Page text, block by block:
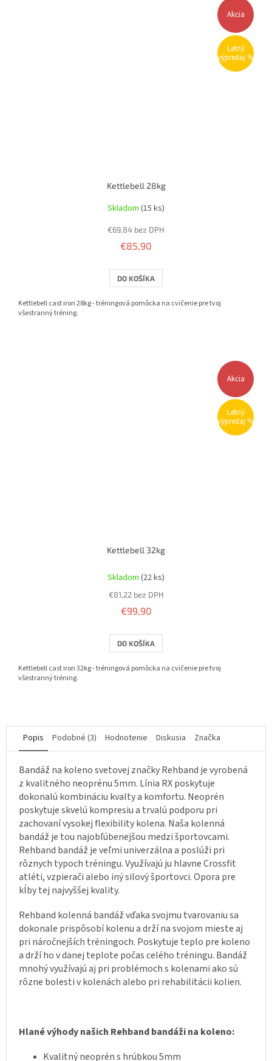
Akcia
Letný
výpredaj %
Kettlebell 28kg
Skladom (15 ks)
€69,84 bez DPH
€85,90
DO KOŠÍKA
Kettlebell cast iron 28kg - tréningová pomôcka na cvičenie pre tvoj
všestranný tréning.
Akcia
Letný
výpredaj %
Kettlebell 32kg
Skladom (22 ks)
€81,22 bez DPH
€99,90
DO KOŠÍKA
Kettlebell cast iron 32kg - tréningová pomôcka na cvičenie pre tvoj
všestranný tréning.
Popis Podobné (3) Hodnotenie Diskusia Značka
Bandáž na koleno svetovej značky Rehband je vyrobená
z kvalitného neoprénu 5mm. Línia RX poskytuje
dokonalú kombináciu kvalty a komfortu. Neoprén
poskytuje skvelú kompresiu a trvalú podporu pri
zachovaní vysokej flexibility kolena. Naša kolenná
bandáž je tou najobľúbenejšou medzi športovcami.
Rehband bandáž je veľmi univerzálna a poslúži pri
rôznych typoch tréningu. Využívajú ju hlavne Crossfit
atléti, vzpierači alebo iný silový športovci. Opora pre
kĺby tej najvyššej kvality.
Rehband kolenná bandáž vďaka svojmu tvarovaniu sa
dokonale prispôsobí kolenu a drží na svojom mieste aj
pri náročnejších tréningoch. Poskytuje teplo pre koleno
a drží ho v danej teplote počas celého tréningu. Bandáž
mnohý využívajú aj pri problémoch s kolenami ako sú
rôzne bolesti v kolenách alebo pri rehabilitácii kolien.
Hlané výhody našich Rehband bandáži na koleno:
Kvalitný neoprén s hrúbkou 5mm